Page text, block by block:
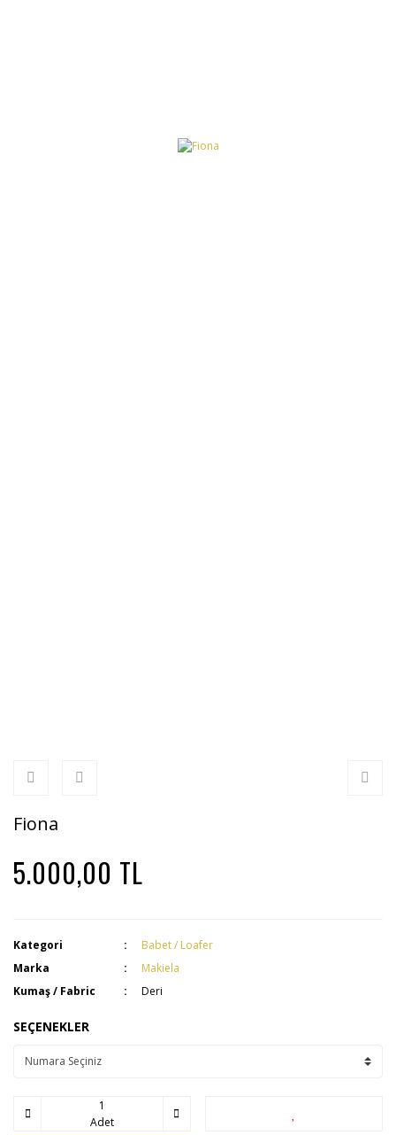
Fiona
5.000,00 TL
Kategori
Babet / Loafer
Marka
Makiela
Kumaş / Fabric
Deri
SEÇENEKLER
Adet